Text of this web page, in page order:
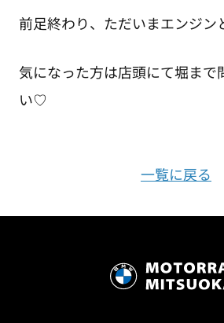
前足終わり、ただいまエンジン
気になった方は店頭にて堀まで
い♡
一覧に戻る